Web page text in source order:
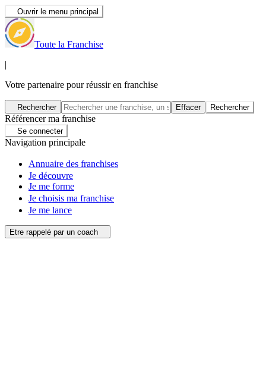
Ouvrir le menu principal
Toute la Franchise
|
Votre partenaire pour réussir en franchise
Rechercher Effacer Rechercher
Référencer ma franchise
Se connecter
Navigation principale
Annuaire des franchises
Je découvre
Je me forme
Je choisis ma franchise
Je me lance
Etre rappelé par un coach